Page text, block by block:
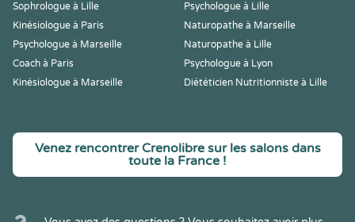
Sophrologue à Lille
Psychologue à Lille
Kinésiologue à Paris
Naturopathe à Marseille
Psychologue à Marseille
Naturopathe à Lille
Coach à Paris
Psychologue à Lyon
Kinésiologue à Marseille
Diététicien Nutritionniste à Lille
Venez rencontrer Crenolibre sur les salons dans
toute la France !